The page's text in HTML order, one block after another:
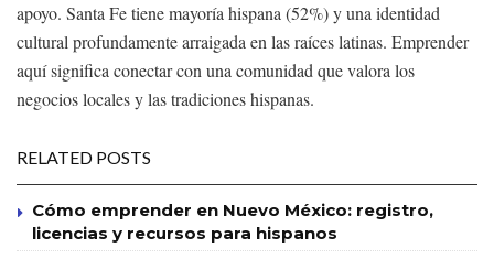
apoyo. Santa Fe tiene mayoría hispana (52%) y una identidad
cultural profundamente arraigada en las raíces latinas. Emprender
aquí significa conectar con una comunidad que valora los
negocios locales y las tradiciones hispanas.
RELATED POSTS
Cómo emprender en Nuevo México: registro,
licencias y recursos para hispanos